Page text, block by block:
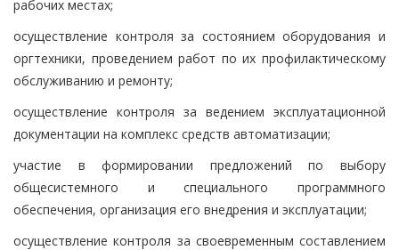
рабочих местах;
осуществление контроля за состоянием оборудования и
оргтехники, проведением работ по их профилактическому
обслуживанию и ремонту;
осуществление контроля за ведением эксплуатационной
документации на комплекс средств автоматизации;
участие в формировании предложений по выбору
общесистемного и специального программного
обеспечения, организация его внедрения и эксплуатации;
осуществление контроля за своевременным составлением